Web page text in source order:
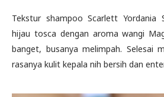
Tekstur shampoo Scarlett Yordania
hijau tosca dengan aroma wangi
banget, busanya melimpah. Selesai
rasanya kulit kepala nih bersih dan